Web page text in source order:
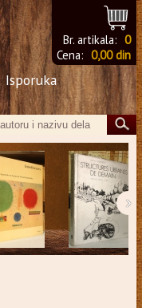
Br. artikala: 0
Cena: 0,00 din
Isporuka
›